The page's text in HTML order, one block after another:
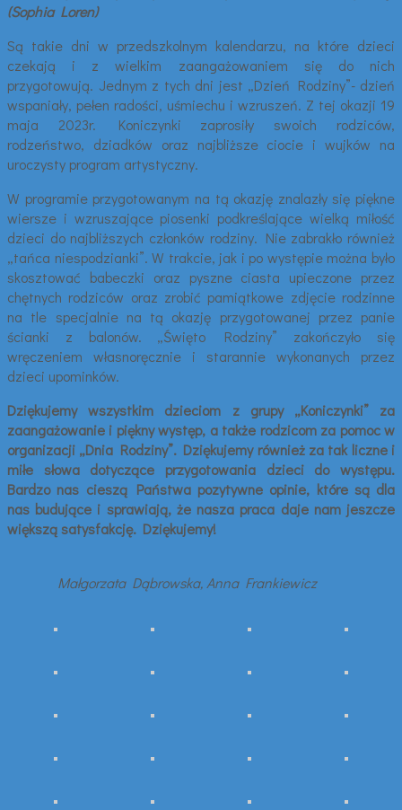
(Sophia Loren)
Są takie dni w przedszkolnym kalendarzu, na które dzieci
czekają i z wielkim zaangażowaniem się do nich
przygotowują. Jednym z tych dni jest „Dzień Rodziny”- dzień
wspaniały, pełen radości, uśmiechu i wzruszeń. Z tej okazji 19
maja 2023r. Koniczynki zaprosiły swoich rodziców,
rodzeństwo, dziadków oraz najbliższe ciocie i wujków na
uroczysty program artystyczny.
W programie przygotowanym na tą okazję znalazły się piękne
wiersze i wzruszające piosenki podkreślające wielką miłość
dzieci do najbliższych członków rodziny. Nie zabrakło również
„tańca niespodzianki”. W trakcie, jak i po występie można było
skosztować babeczki oraz pyszne ciasta upieczone przez
chętnych rodziców oraz zrobić pamiątkowe zdjęcie rodzinne
na tle specjalnie na tą okazję przygotowanej przez panie
ścianki z balonów. „Święto Rodziny” zakończyło się
wręczeniem własnoręcznie i starannie wykonanych przez
dzieci upominków.
Dziękujemy wszystkim dzieciom z grupy „Koniczynki” za
zaangażowanie i piękny występ, a także rodzicom za pomoc w
organizacji „Dnia Rodziny”. Dziękujemy również za tak liczne i
miłe słowa dotyczące przygotowania dzieci do występu.
Bardzo nas cieszą Państwa pozytywne opinie, które są dla
nas budujące i sprawiają, że nasza praca daje nam jeszcze
większą satysfakcję. Dziękujemy!
Małgorzata Dąbrowska, Anna Frankiewicz